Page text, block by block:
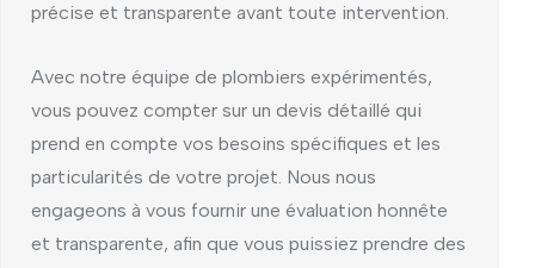
précise et transparente avant toute intervention.
Avec notre équipe de plombiers expérimentés,
vous pouvez compter sur un devis détaillé qui
prend en compte vos besoins spécifiques et les
particularités de votre projet. Nous nous
engageons à vous fournir une évaluation honnête
et transparente, afin que vous puissiez prendre des